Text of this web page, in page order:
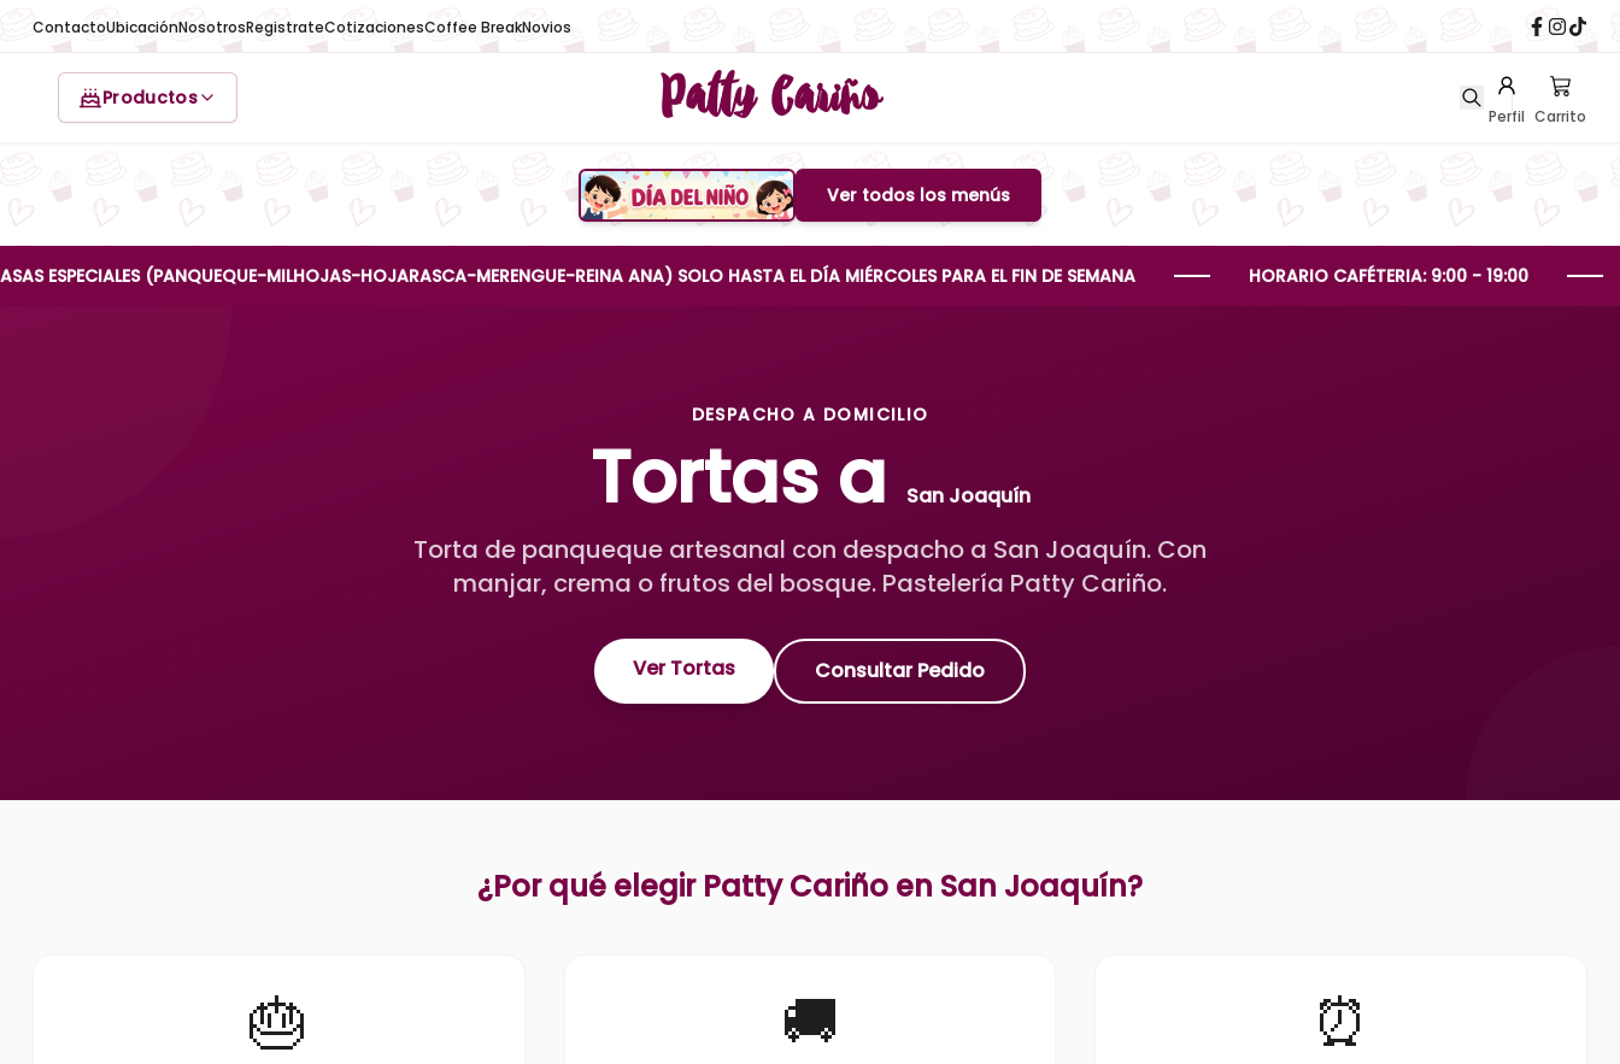
ContactoUbicaciónNosotrosRegistrateCotizacionesCoffee BreakNovios
Productos Patty Cariño Perfil Carrito
Boton de menuVer todos los menús
(PANQUEQUE-MILHOJAS-HOJARASCA-MERENGUE-REINA ANA) SOLO HASTA EL DÍA MIÉRCOLES PARA EL FIN DE SEMANA HORARIO CAFÉTERIA: 9:00 - 19:00
DESPACHO A DOMICILIO
Tortas a San Joaquín
Torta de panqueque artesanal con despacho a San Joaquín. Con
manjar, crema o frutos del bosque. Pastelería Patty Cariño.
Ver Tortas Consultar Pedido
¿Por qué elegir Patty Cariño en San Joaquín?
🎂 🚚 ⏰